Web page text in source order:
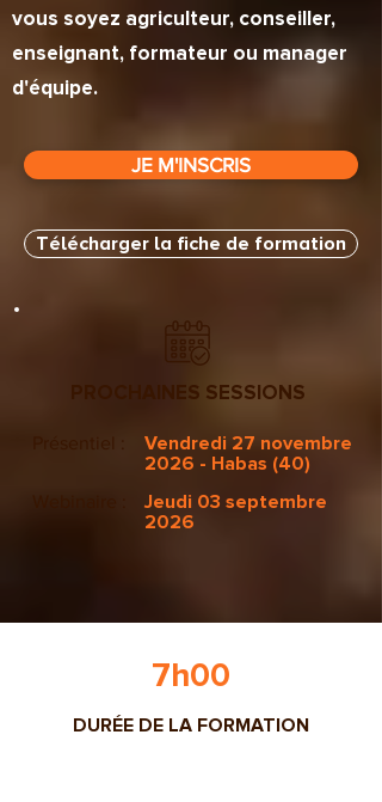
vous soyez agriculteur, conseiller,
enseignant, formateur ou manager
d'équipe.
JE M'INSCRIS
Télécharger la fiche de formation
PROCHAINES SESSIONS
Vendredi 27 novembre
2026 - Habas (40)
Jeudi 03 septembre
2026
7h00
DURÉE DE LA FORMATION